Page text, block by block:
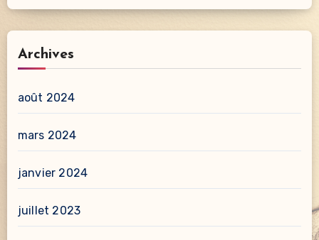
Archives
août 2024
mars 2024
janvier 2024
juillet 2023